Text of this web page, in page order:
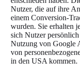
Nutzer, die auf ihre
einem Conversion-
wurden. Sie erhalten
sich Nutzer
Nutzung von Google
von
in den USA kommen.